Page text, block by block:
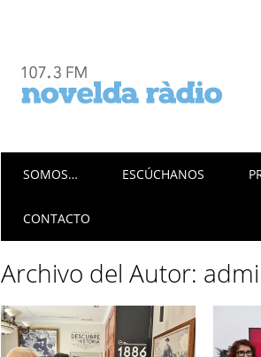
Menú principal
SOMOS… ESCÚCHANOS
CONTACTO
Archivo del Autor: